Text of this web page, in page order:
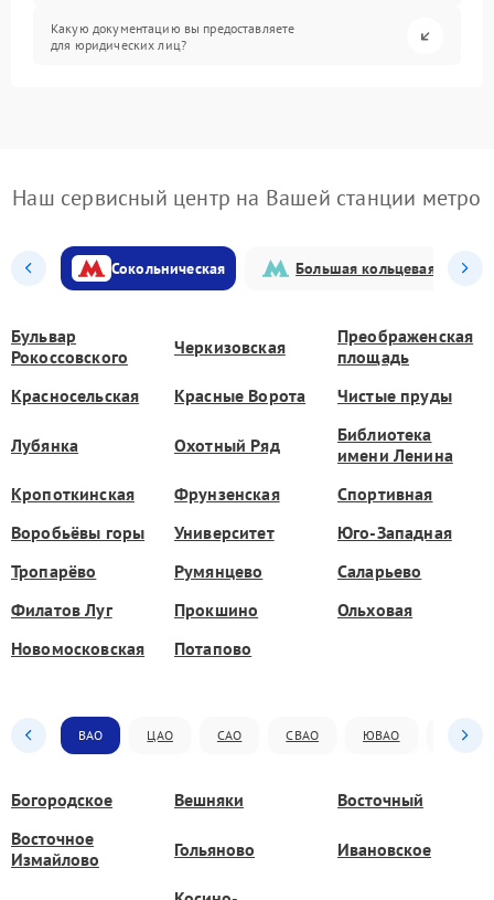
Какую документацию вы предоставляете
для юридических лиц?
Наш сервисный центр на Вашей станции метро
Сокольническая Большая кольцевая
Бульвар
Рокоссовского
Черкизовская
Преображенская
площадь
Красносельская
Красные Ворота Чистые пруды
Лубянка Охотный Ряд
Библиотека
имени Ленина
Кропоткинская
Фрунзенская
Спортивная
Воробьёвы горы
Университет
Юго-Западная
Тропарёво
Румянцево
Саларьево
Филатов Луг
Прокшино
Ольховая
Новомосковская
Потапово
ВАО ЦАО САО СВАО ЮВАО ЮАО
Богородское Вешняки
Восточный
Восточное
Измайлово
Гольяново Ивановское